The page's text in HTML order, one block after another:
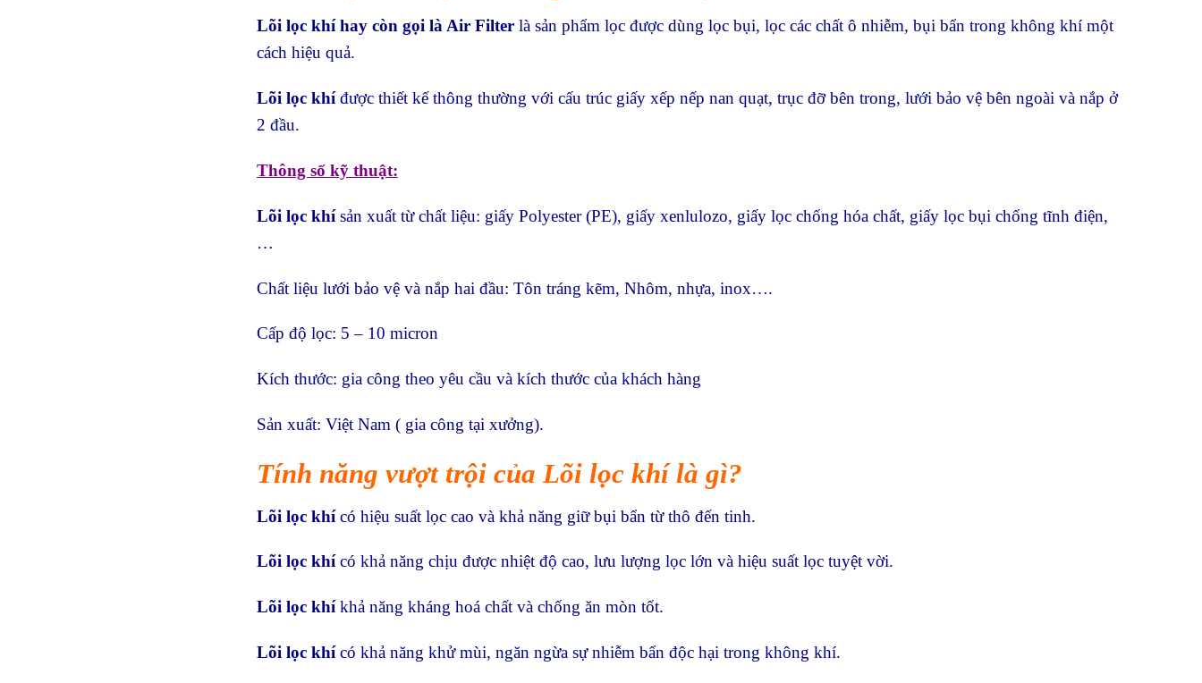
Lõi lọc khí hay còn gọi là Air Filter là sản phẩm lọc được dùng lọc bụi, lọc các chất ô nhiễm, bụi bẩn trong không khí một
cách hiệu quả.
Lõi lọc khíđược thiết kế thông thường với cấu trúc giấy xếp nếp nan quạt, trục đỡ bên trong, lưới bảo vệ bên ngoài và nắp ở
2 đầu.
Thông số kỹ thuật:
Lõi lọc khísản xuất từ chất liệu: giấy Polyester (PE), giấy xenlulozo, giấy lọc chống hóa chất, giấy lọc bụi chống tĩnh điện,
…
Chất liệu lưới bảo vệ và nắp hai đầu: Tôn tráng kẽm, Nhôm, nhựa, inox….
Cấp độ lọc: 5 – 10 micron
Kích thước: gia công theo yêu cầu và kích thước của khách hàng
Sản xuất: Việt Nam ( gia công tại xưởng).
Tính năng vượt trội của Lõi lọc khí là gì?
Lõi lọc khícó hiệu suất lọc cao và khả năng giữ bụi bẩn từ thô đến tinh.
Lõi lọc khícó khả năng chịu được nhiệt độ cao, lưu lượng lọc lớn và hiệu suất lọc tuyệt vời.
Lõi lọc khíkhả năng kháng hoá chất và chống ăn mòn tốt.
Lõi lọc khícó khả năng khử mùi, ngăn ngừa sự nhiễm bẩn độc hại trong không khí.